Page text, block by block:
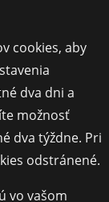
cookies, aby
dva dni a
možnosť
dva týždne. Pri
odstránené.
vo vašom